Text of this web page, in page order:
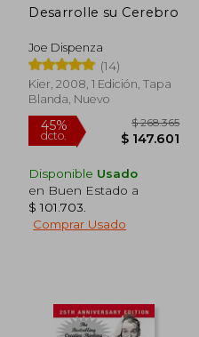
45%
dcto.
Desarrolle su Cerebro
Joe Dispenza
(14)
Kier, 2008, 1 Edición, Tapa
Blanda, Nuevo
Disponible Usado
en Buen Estado a
$ 101.703
Comprar Usado